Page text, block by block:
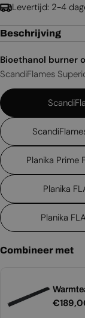
Levertijd: 2-4
Beschrijving
Bioethanol burner
ScandiFlames
Planika Prime
Planika
Planika
Combineer met